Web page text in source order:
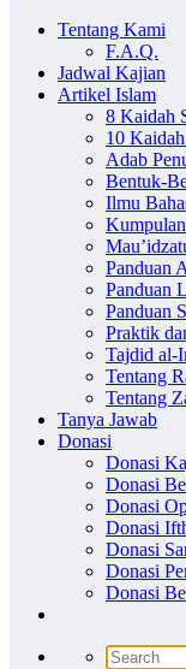
Tentang Kami
F.A.Q.
Jadwal Kajian
Artikel Islam
8 Kaidah
10
Adab
Bentuk-
Ilmu
Panduan
Panduan
Panduan
Praktik
Tajdid al-
Tentang
Tentang
Tanya Jawab
Donasi
Donasi
Donasi
Donasi
Donasi
Donasi
Donasi
Donasi